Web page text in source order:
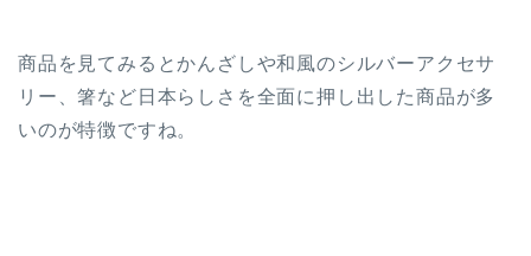
商品を見てみるとかんざしや和風のシルバーアクセサ
リー、箸など日本らしさを全面に押し出した商品が多
いのが特徴ですね。